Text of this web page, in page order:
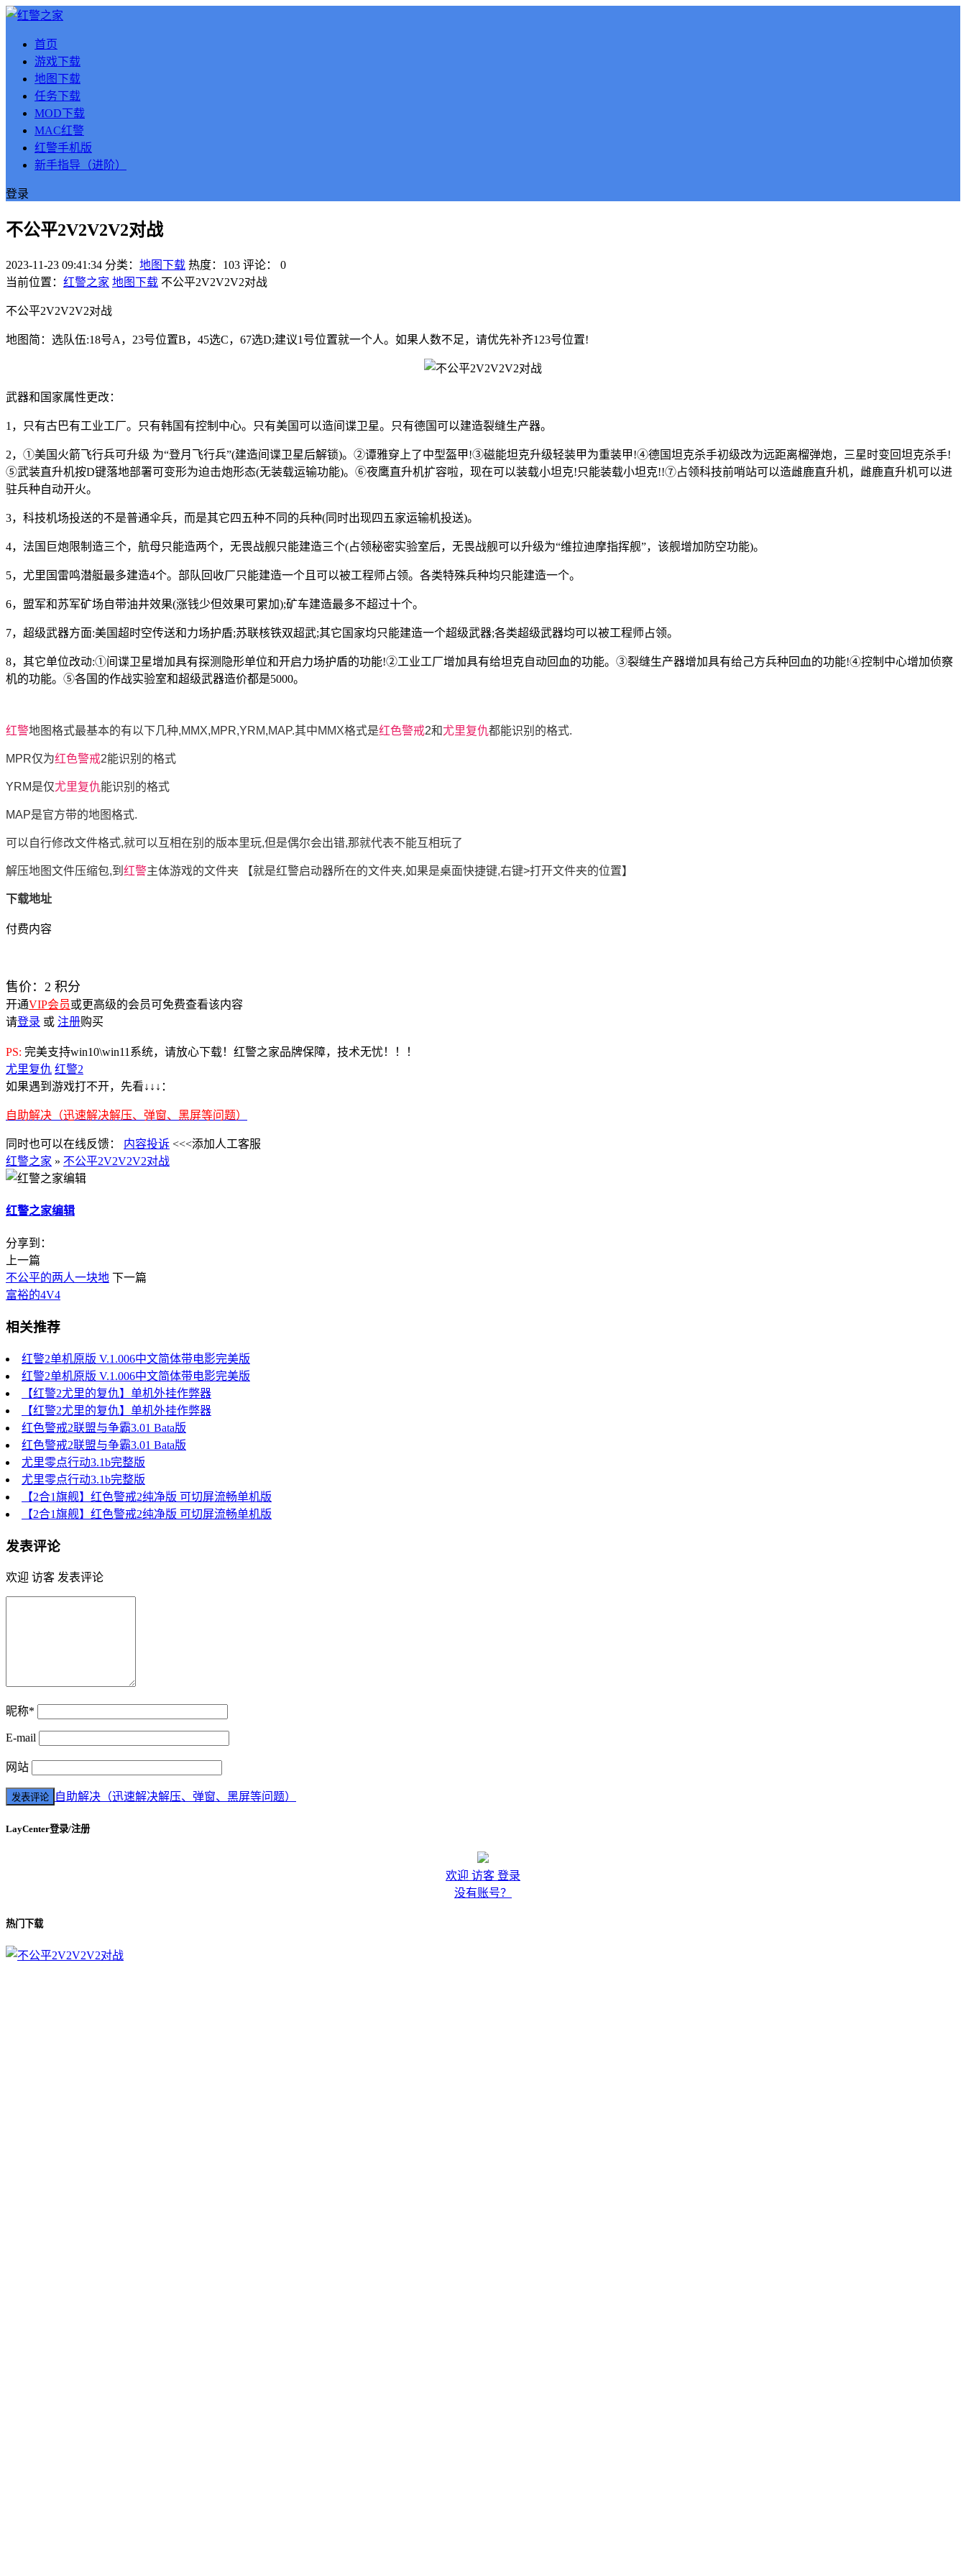
首页
游戏下载
地图下载
任务下载
MOD下载
MAC红警
红警手机版
新手指导（进阶）
登录
不公平2V2V2V2对战
2023-11-23 09:41:34 分类： 地图下载 热度：103 评论：
0
当前位置： 红警之家 地图下载 不公平2V2V2V2对战
不公平2V2V2V2对战
地图简：选队伍:18号A，23号位置B，45选C，67选D;建议1号位置就一个人。如果人数不足，请优先补齐123号位置!
武器和国家属性更改：
1，只有古巴有工业工厂。只有韩国有控制中心。只有美国可以造间谍卫星。只有德国可以建造裂缝生产器。
2，①美国火箭飞行兵可升级 为“登月飞行兵”(建造间谍卫星后解锁)。②谭雅穿上了中型盔甲!③磁能坦克升级轻装甲为重装甲!④德国坦克杀手初级改为远距离榴弹炮，三星时变回坦克杀手!
⑤武装直升机按D键落地部署可变形为迫击炮形态(无装载运输功能)。⑥夜鹰直升机扩容啦，现在可以装载小坦克!只能装载小坦克!!⑦占领科技前哨站可以造雌鹿直升机，雌鹿直升机可以进
驻兵种自动开火。
3，科技机场投送的不是普通伞兵，而是其它四五种不同的兵种(同时出现四五家运输机投送)。
4，法国巨炮限制造三个，航母只能造两个，无畏战舰只能建造三个(占领秘密实验室后，无畏战舰可以升级为“维拉迪摩指挥舰”，该舰增加防空功能)。
5，尤里国雷鸣潜艇最多建造4个。部队回收厂只能建造一个且可以被工程师占领。各类特殊兵种均只能建造一个。
6，盟军和苏军矿场自带油井效果(涨钱少但效果可累加);矿车建造最多不超过十个。
7，超级武器方面:美国超时空传送和力场护盾;苏联核铁双超武;其它国家均只能建造一个超级武器;各类超级武器均可以被工程师占领。
8，其它单位改动:①间谍卫星增加具有探测隐形单位和开启力场护盾的功能!②工业工厂增加具有给坦克自动回血的功能。③裂缝生产器增加具有给己方兵种回血的功能!④控制中心增加侦察
机的功能。⑤各国的作战实验室和超级武器造价都是5000。
红警地图格式最基本的有以下几种,MMX,MPR,YRM,MAP.其中MMX格式是红色警戒2和尤里复仇都能识别的格式.
MPR仅为红色警戒2能识别的格式
YRM是仅尤里复仇能识别的格式
MAP是官方带的地图格式.
可以自行修改文件格式,就可以互相在别的版本里玩,但是偶尔会出错,那就代表不能互相玩了
解压地图文件压缩包,到 红警主体游戏的文件夹 【就是红警启动器所在的文件夹,如果是桌面快捷键,右键>打开文件夹的位置】
下载地址
付费内容
售价： 2 积分
开通VIP会员或更高级的会员可免费查看该内容
请登录 或 注册购买
PS: 完美支持win10\win11系统，请放心下载！红警之家品牌保障，技术无忧！！！
尤里复仇 红警2
如果遇到游戏打不开，先看↓↓↓：
自助解决（迅速解决解压、弹窗、黑屏等问题）
同时也可以在线反馈： 内容投诉 <<<添加人工客服
红警之家 » 不公平2V2V2V2对战
红警之家编辑
分享到：
上一篇
不公平的两人一块地 下一篇
富裕的4V4
相关推荐
红警2单机原版 V.1.006中文简体带电影完美版
红警2单机原版 V.1.006中文简体带电影完美版
【红警2尤里的复仇】单机外挂作弊器
【红警2尤里的复仇】单机外挂作弊器
红色警戒2联盟与争霸3.01 Bata版
红色警戒2联盟与争霸3.01 Bata版
尤里零点行动3.1b完整版
尤里零点行动3.1b完整版
【2合1旗舰】红色警戒2纯净版 可切屏流畅单机版
【2合1旗舰】红色警戒2纯净版 可切屏流畅单机版
发表评论
欢迎 访客 发表评论
昵称*
E-mail
网站
自助解决（迅速解决解压、弹窗、黑屏等问题）
LayCenter登录/注册
欢迎 访客 登录
没有账号？
热门下载